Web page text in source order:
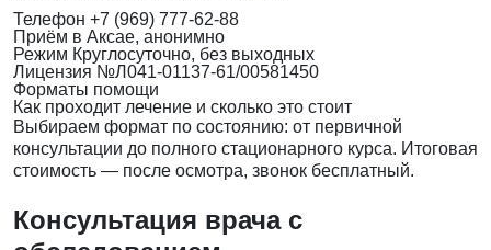
Телефон +7 (969) 777-62-88
Приём в Аксае, анонимно
Режим Круглосуточно, без выходных
Лицензия №Л041-01137-61/00581450
Форматы помощи
Как проходит лечение и сколько это стоит
Выбираем формат по состоянию: от первичной
консультации до полного стационарного курса. Итоговая
стоимость — после осмотра, звонок бесплатный.
Консультация врача с